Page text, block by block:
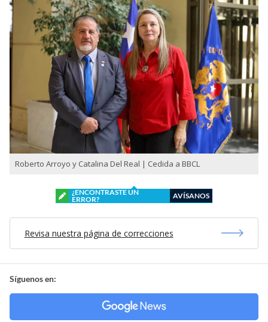
Roberto Arroyo y Catalina Del Real | Cedida a BBCL
¿ENCONTRASTE UN
ERROR?
AVÍSANOS
Revisa nuestra página de correcciones
Síguenos en: